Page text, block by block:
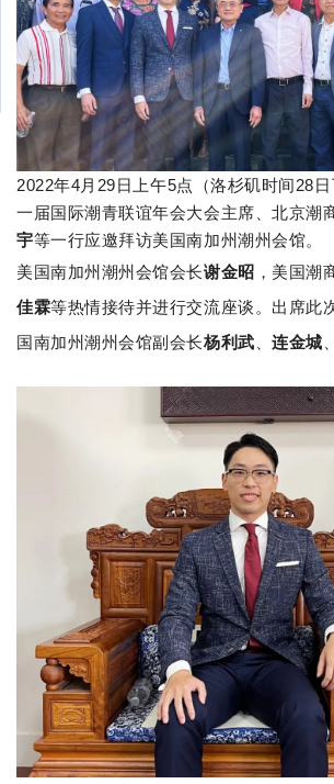
2022年4月29日上午5点（洛杉矶时间28
一届国际潮青联谊年会大会主席、北京潮
宇等一行应邀拜访美国南加州潮州会馆。
美国南加州潮州会馆会长谢金昭 ，美国潮
佳霖等热情接待并进行交流座谈。 出席此
国南加州潮州会馆副会长杨利武 、连金城